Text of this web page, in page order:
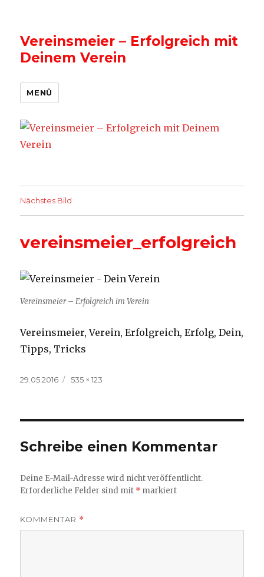
Vereinsmeier – Erfolgreich mit
Deinem Verein
MENÜ
Nächstes Bild
vereinsmeier_erfolgreich
Vereinsmeier – Erfolgreich im Verein
Vereinsmeier, Verein, Erfolgreich, Erfolg, Dein,
Tipps, Tricks
Veröffentlicht
29.05.2016
Volle
535 × 123
Schreibe einen Kommentar
Deine E-Mail-Adresse wird nicht veröffentlicht.
Erforderliche Felder sind mit * markiert
KOMMENTAR *